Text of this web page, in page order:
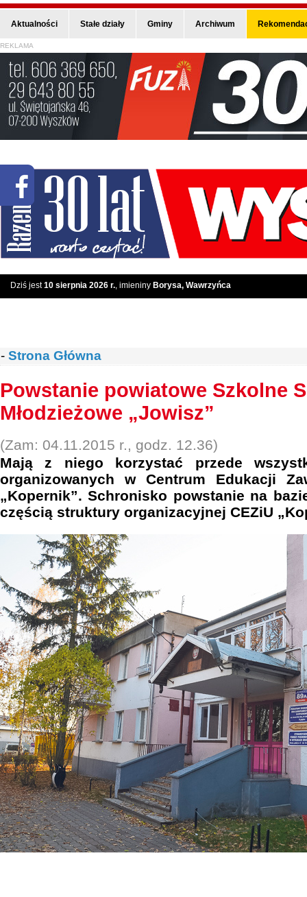
Aktualności Stałe działy Gminy Archiwum
REKLAMA
Dziś jest10 sierpnia 2026 r., imieniny Borysa, Wawrzyńca
- Strona Główna
Powstanie powiatowe Szkolne
Młodzieżowe „Jowisz”
(Zam: 04.11.2015 r., godz. 12.36)
Mają z niego korzystać przede
organizowanych w Centrum Edukacji
„Kopernik”. Schronisko powstanie na
częścią struktury organizacyjnej CEZiU